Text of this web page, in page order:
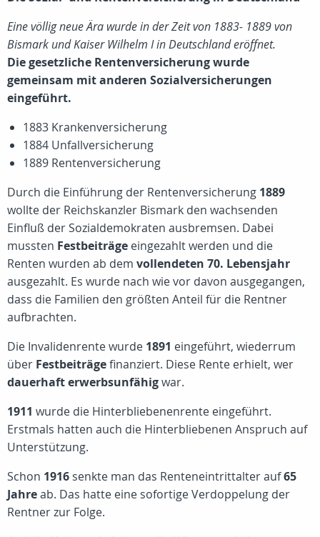
Eine völlig neue Ära wurde in der Zeit von 1883- 1889 von
Bismark und Kaiser Wilhelm I in Deutschland eröffnet.
Die gesetzliche Rentenversicherung wurde
gemeinsam mit anderen Sozialversicherungen
eingeführt.
1883 Krankenversicherung
1884 Unfallversicherung
1889 Rentenversicherung
Durch die Einführung der Rentenversicherung 1889
wollte der Reichskanzler Bismark den wachsenden
Einfluß der Sozialdemokraten ausbremsen. Dabei
mussten Festbeiträge eingezahlt werden und die
Renten wurden ab dem vollendeten 70. Lebensjahr
ausgezahlt. Es wurde nach wie vor davon ausgegangen,
dass die Familien den größten Anteil für die Rentner
aufbrachten.
Die Invalidenrente wurde 1891 eingeführt, wiederrum
über Festbeiträgefinanziert. Diese Rente erhielt, wer
dauerhaft erwerbsunfähigwar.
1911 wurde die Hinterbliebenenrente eingeführt.
Erstmals hatten auch die Hinterbliebenen Anspruch auf
Unterstützung.
Schon 1916 senkte man das Renteneintrittalter auf65
Jahreab. Das hatte eine sofortige Verdoppelung der
Rentner zur Folge.